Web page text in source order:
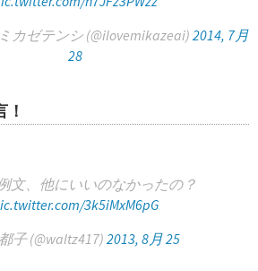
カゼテンシ (@ilovemikazeai) 2014, 7月
28
文、他にいいのなかったの？
3k5iMxM6pG
子 (@waltz417)2013, 8月 25